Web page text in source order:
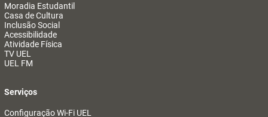
Moradia Estudantil
Casa de Cultura
Inclusão Social
Acessibilidade
Atividade Física
TV UEL
UEL FM
Serviços
Configuração Wi-Fi UEL